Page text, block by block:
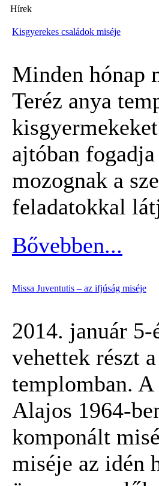
Hírek
Kisgyerekes családok miséje
Minden hónap
Teréz anya
ajtóban
mozognak a
feladatokkal
Bővebben...
Missa Juventutis – az ifjúság miséje
2014. január
vehettek részt
templomban. A
Alajos 1964-
komponált
miséje az idén